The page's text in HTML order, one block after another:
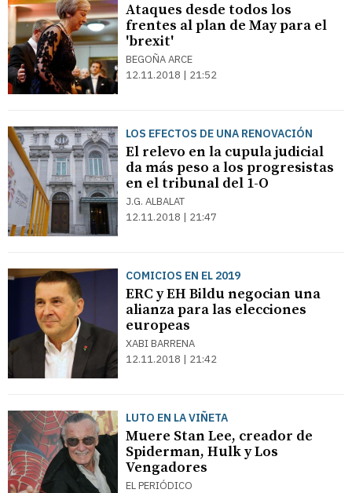
Ataques desde todos los
frentes al plan de May para el
'brexit'
BEGOÑA ARCE
12.11.2018 | 21:52
LOS EFECTOS DE UNA RENOVACIÓN
El relevo en la cupula judicial
da más peso a los progresistas
en el tribunal del 1-O
J.G. ALBALAT
12.11.2018 | 21:47
COMICIOS EN EL 2019
ERC y EH Bildu negocian una
alianza para las elecciones
europeas
XABI BARRENA
12.11.2018 | 21:42
LUTO EN LA VIÑETA
Muere Stan Lee, creador de
Spiderman, Hulk y Los
Vengadores
EL PERIÓDICO